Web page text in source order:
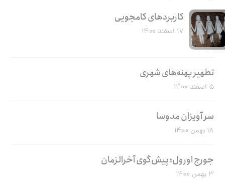
کاربرد‌های کامجویی
۱۷ اسفند ۱۴۰۰
تطهیر پهنه‌های شهری
۵ اسفند ۱۴۰۰
سر آویزان مدوسا
۱۸ بهمن ۱۴۰۰
جورج اورول؛ پیش‌گوی آخرالزمان
۳ بهمن ۱۴۰۰